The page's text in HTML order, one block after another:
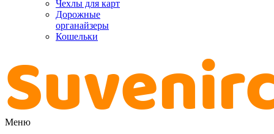
Чехлы для карт
Дорожные
органайзеры
Кошельки
Меню